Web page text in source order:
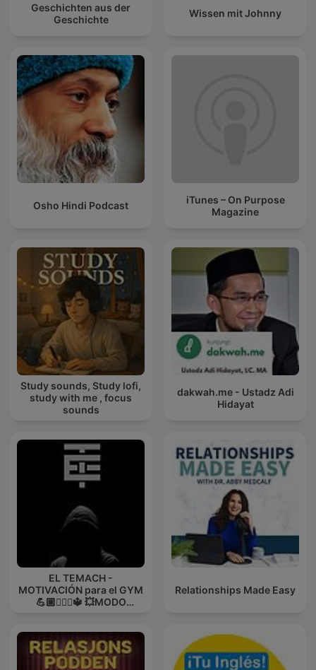
Geschichten aus der
Geschichte
Wissen mit Johnny
Osho Hindi Podcast
iTunes – On Purpose
Magazine
Study sounds, Study lofi,
study with me , focus
sounds
dakwah.me - Ustadz Adi
Hidayat
EL TEMACH -
MOTIVACIÓN para el GYM
💪🏼🏋🏻‍♀🔱 💥MODO
Relationships Made Easy